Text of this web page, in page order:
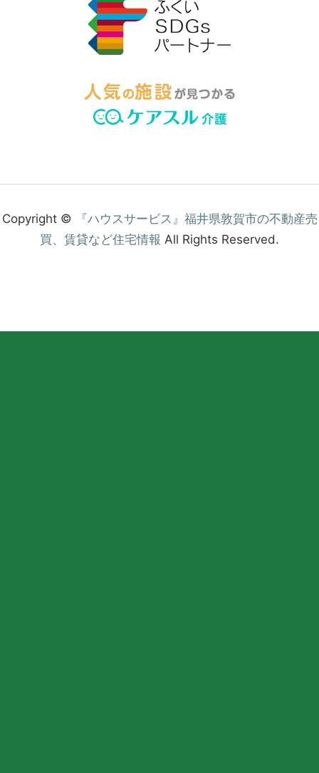
Copyright ©
『ハウスサービス』福井県敦賀市の不動産売
買、賃貸など住宅情報 All Rights Reserved.